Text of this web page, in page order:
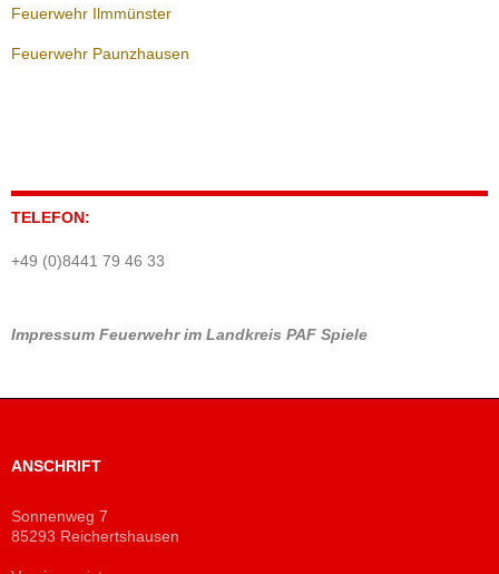
Feuerwehr Ilmmünster
Feuerwehr Paunzhausen
TELEFON:
+49 (0)8441 79 46 33
Impressum Feuerwehr im Landkreis PAF Spiele
ANSCHRIFT
Sonnenweg 7
85293 Reichertshausen